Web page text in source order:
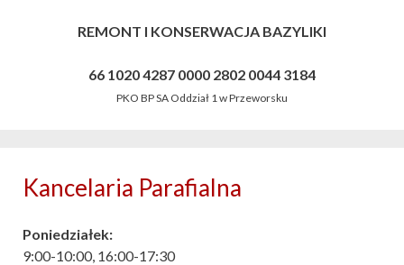
REMONT I KONSERWACJA BAZYLIKI
66 1020 4287 0000 2802 0044 3184
PKO BP SA Oddział 1 w Przeworsku
Kancelaria Parafialna
Poniedziałek:
9:00-10:00, 16:00-17:30